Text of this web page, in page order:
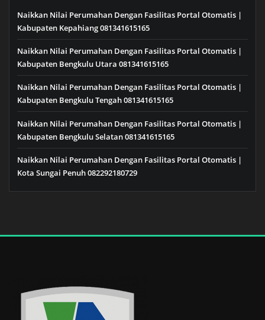
Naikkan Nilai Perumahan Dengan Fasilitas Portal Otomatis |
Kabupaten Kepahiang 081341615165
Naikkan Nilai Perumahan Dengan Fasilitas Portal Otomatis |
Kabupaten Bengkulu Utara 081341615165
Naikkan Nilai Perumahan Dengan Fasilitas Portal Otomatis |
Kabupaten Bengkulu Tengah 081341615165
Naikkan Nilai Perumahan Dengan Fasilitas Portal Otomatis |
Kabupaten Bengkulu Selatan 081341615165
Naikkan Nilai Perumahan Dengan Fasilitas Portal Otomatis |
Kota Sungai Penuh 082292180729